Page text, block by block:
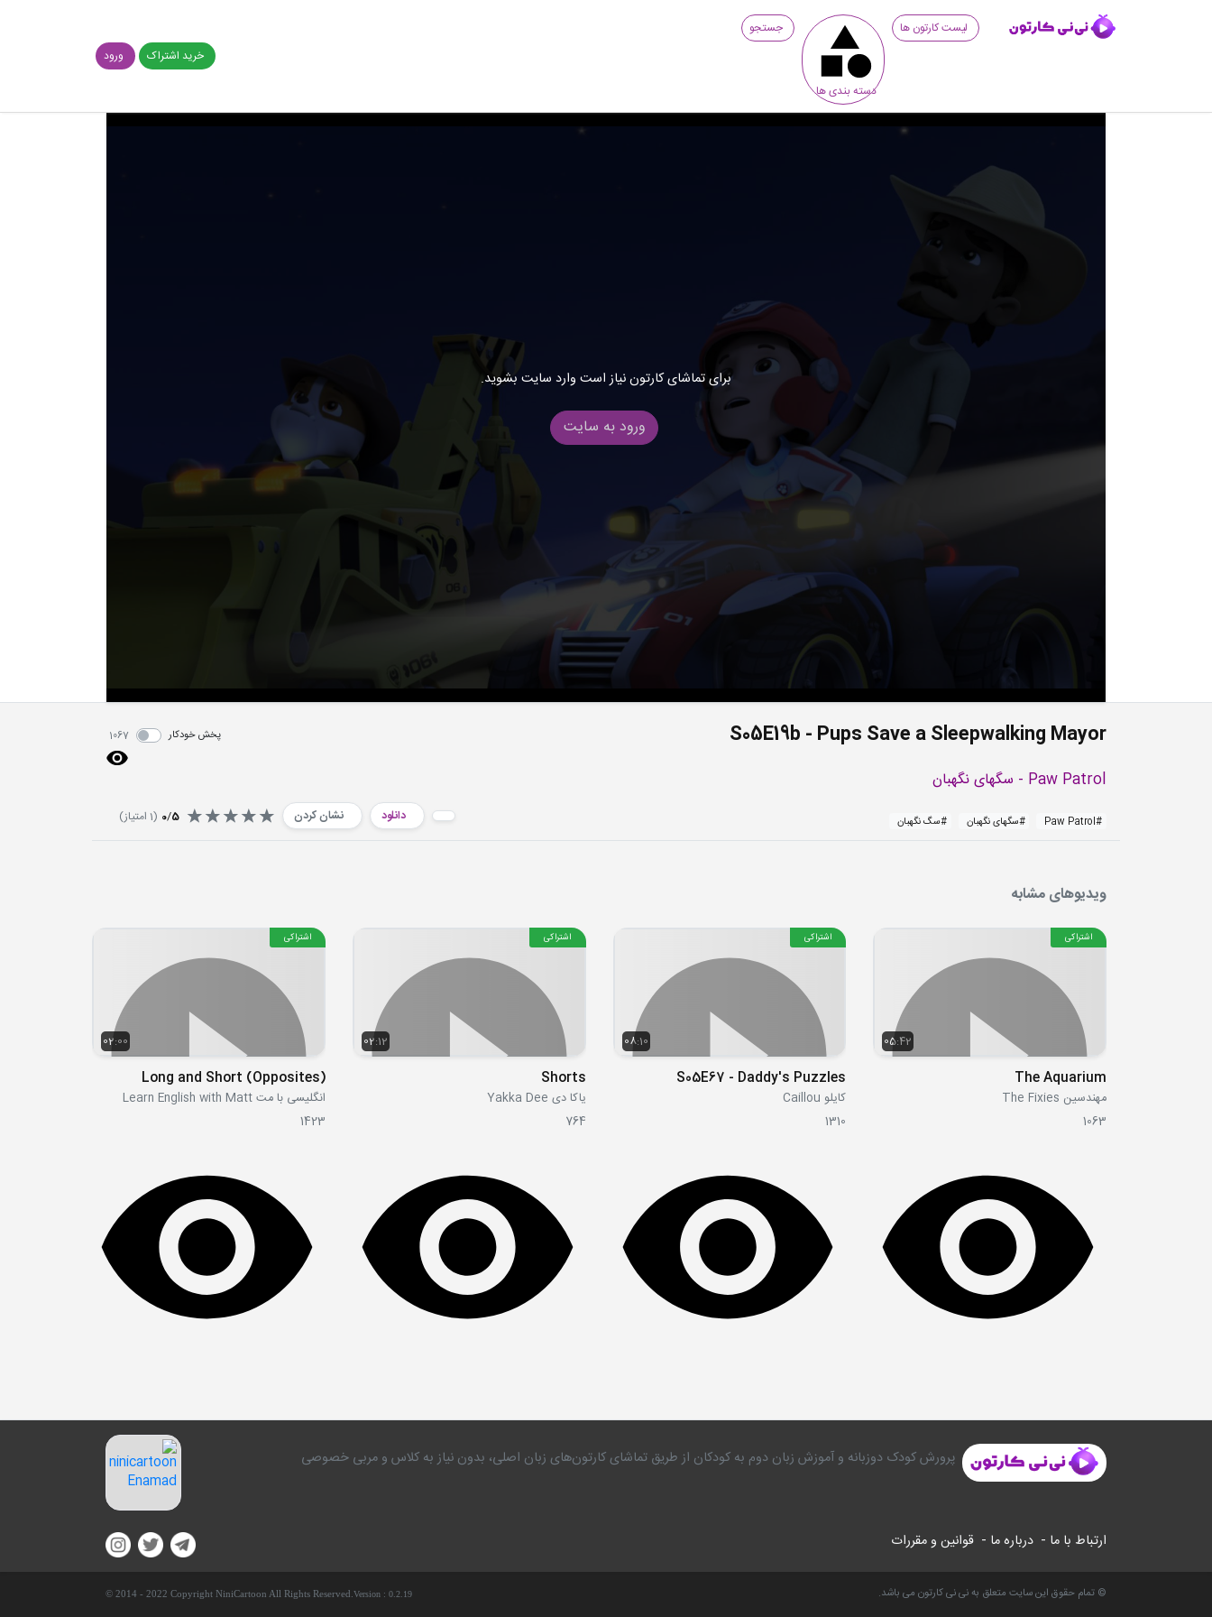
لیست کارتون ها
دسته بندی ها
جستجو
خرید اشتراک
ورود
برای تماشای کارتون نیاز است وارد سایت بشوید.
ورود به سایت
S05E19b - Pups Save a Sleepwalking Mayor پخش خودکار 1067
Paw Patrol - سگهای نگهبان
#
Paw Patrol
#سگهای نگهبان #سگ نگهبان دانلود نشان کردن 0/5
(
1 امتیاز)
ویدیوهای مشابه
05:42
اشتراکی
The Aquarium
مهندسین The Fixies
1063
08:10
اشتراکی
S05E67 - Daddy's Puzzles
کایلو Caillou
1310
02:12
اشتراکی
Shorts
یاکا دی Yakka Dee
764
02:00
اشتراکی
Long and Short (Opposites)
انگلیسی با مت Learn English with Matt
1423
پرورش کودک دوزبانه و آموزش زبان دوم به کودکان از طریق تماشای کارتون‌های زبان اصلی، بدون نیاز به کلاس و مربی خصوصی
ارتباط با ما - درباره ما - قوانین و مقررات
© تمام حقوق این سایت متعلق به نی نی کارتون می باشد. © 2014 - 2022 Copyright NiniCartoon All Rights Reserved. Version : 0.2.19